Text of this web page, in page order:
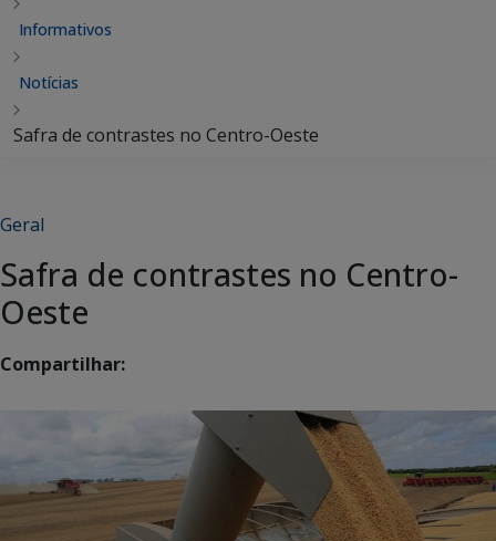
Informativos
Notícias
Safra de contrastes no Centro-Oeste
Geral
Safra de contrastes no Centro-
Oeste
Compartilhar: